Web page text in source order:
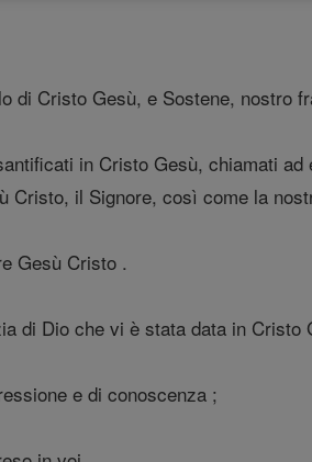
di Cristo Gesù, e Sostene, nostro
in Cristo Gesù, chiamati
Cristo, il Signore, così come la
Gesù Cristo .
di Dio che vi è stata data in Cristo
e di conoscenza ;